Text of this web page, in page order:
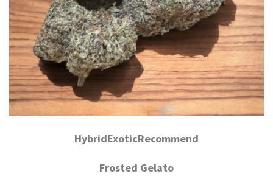
HybridExoticRecommend
Frosted Gelato